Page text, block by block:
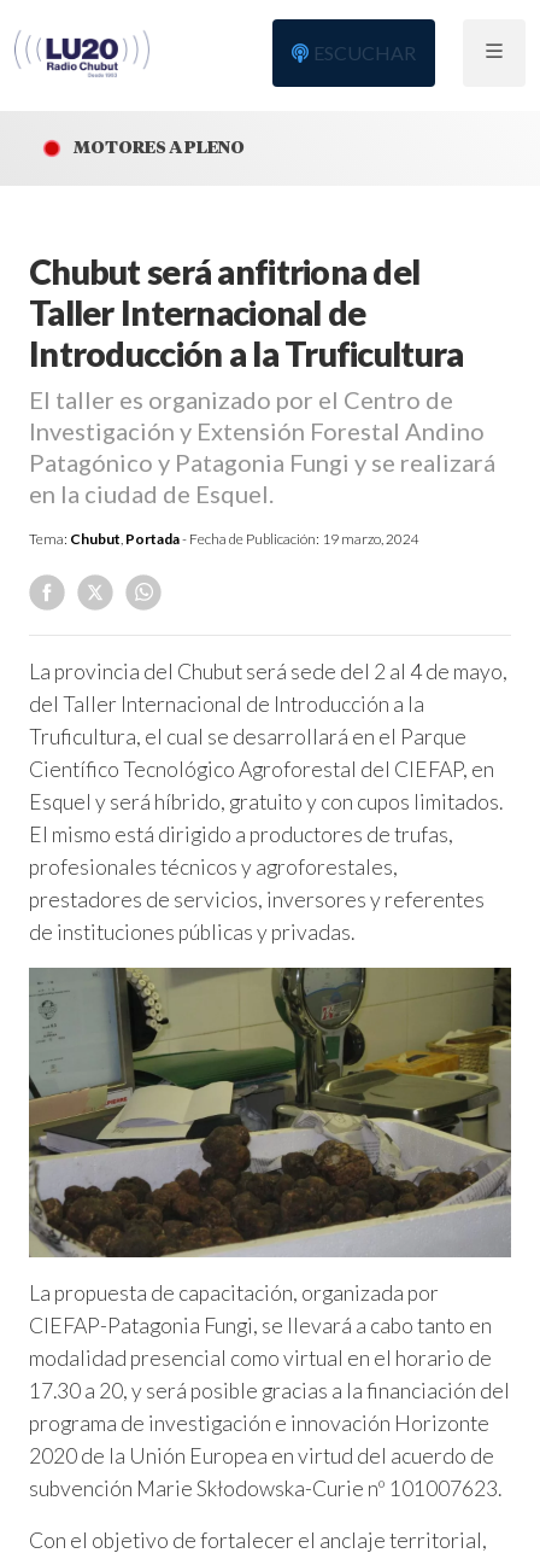
ESCUCHAR
MOTORES A PLENO
Chubut será anfitriona del
Taller Internacional de
Introducción a la Truficultura
El taller es organizado por el Centro de
Investigación y Extensión Forestal Andino
Patagónico y Patagonia Fungi y se realizará
en la ciudad de Esquel.
Tema: Chubut, Portada- Fecha de Publicación: 19 marzo, 2024
La provincia del Chubut será sede del 2 al 4 de mayo,
del Taller Internacional de Introducción a la
Truficultura, el cual se desarrollará en el Parque
Científico Tecnológico Agroforestal del CIEFAP, en
Esquel y será híbrido, gratuito y con cupos limitados.
El mismo está dirigido a productores de trufas,
profesionales técnicos y agroforestales,
prestadores de servicios, inversores y referentes
de instituciones públicas y privadas.
La propuesta de capacitación, organizada por
CIEFAP-Patagonia Fungi, se llevará a cabo tanto en
modalidad presencial como virtual en el horario de
17.30 a 20, y será posible gracias a la financiación del
programa de investigación e innovación Horizonte
2020 de la Unión Europea en virtud del acuerdo de
subvención Marie Skłodowska-Curie nº 101007623.
Con el objetivo de fortalecer el anclaje territorial,